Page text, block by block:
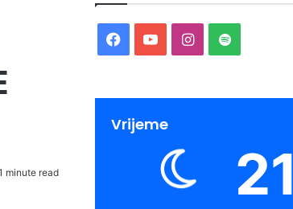
minute read
Facebook
YouTubeInstagram
Spotify
Vrijeme
21